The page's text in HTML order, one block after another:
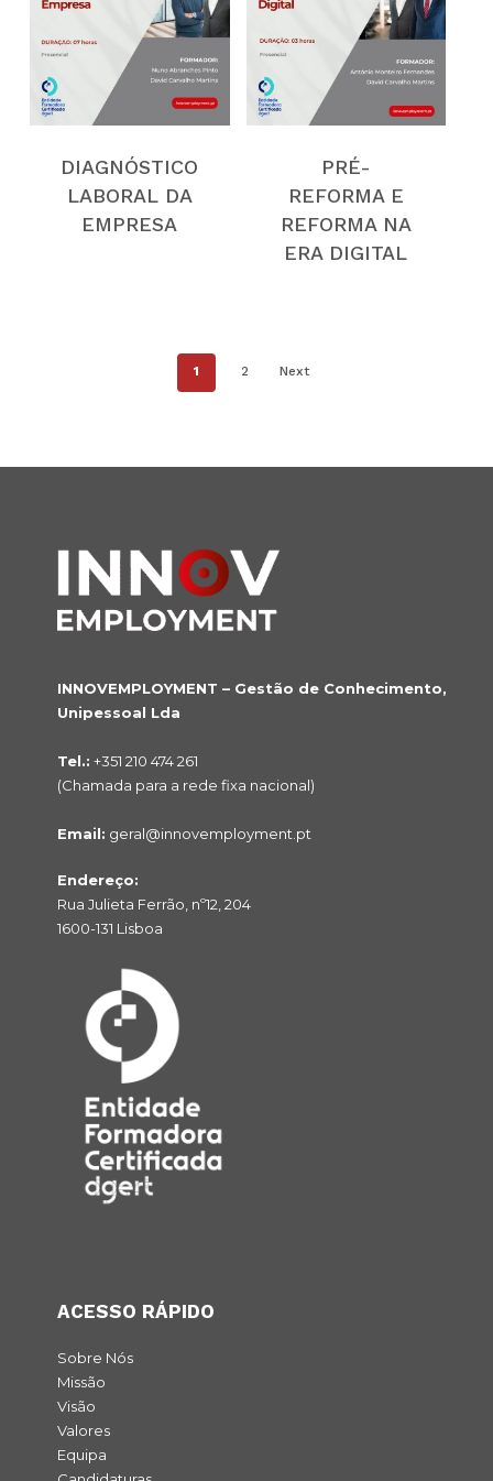
DIAGNÓSTICO
LABORAL DA
EMPRESA
PRÉ-
REFORMA E
REFORMA NA
ERA DIGITAL
1 2 Next
INNOVEMPLOYMENT – Gestão de Conhecimento,
Unipessoal Lda
Tel.: +351 210 474 261
(Chamada para a rede fixa nacional)
Email: geral@innovemployment.pt
Endereço:
Rua Julieta Ferrão, nº12, 204
1600-131 Lisboa
ACESSO RÁPIDO
Sobre Nós
Missão
Visão
Valores
Equipa